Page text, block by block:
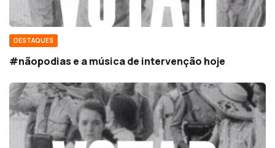
DESTAQUES
#nãopodias e a música de intervenção hoje